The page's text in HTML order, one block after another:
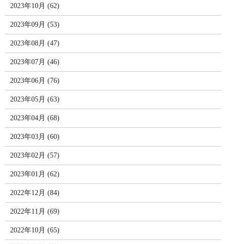
2023年10月 (62)
2023年09月 (53)
2023年08月 (47)
2023年07月 (46)
2023年06月 (76)
2023年05月 (63)
2023年04月 (68)
2023年03月 (60)
2023年02月 (57)
2023年01月 (62)
2022年12月 (84)
2022年11月 (69)
2022年10月 (65)